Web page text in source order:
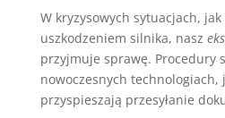
W kryzysowych sytuacjach,
uszkodzeniem silnika, nasz
przyjmuje sprawę. Procedury
nowoczesnych technologiach,
przyspieszają przesyłanie